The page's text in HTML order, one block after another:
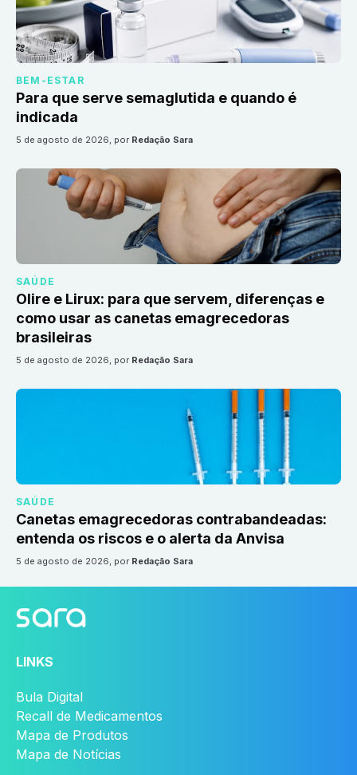
BEM-ESTAR
Para que serve semaglutida e quando é
indicada
5 de agosto de 2026, por Redação Sara
SAÚDE
Olire e Lirux: para que servem, diferenças e
como usar as canetas emagrecedoras
brasileiras
5 de agosto de 2026, por Redação Sara
SAÚDE
Canetas emagrecedoras contrabandeadas:
entenda os riscos e o alerta da Anvisa
5 de agosto de 2026, por Redação Sara
LINKS
Bula Digital
Recall de Medicamentos
Mapa de Produtos
Mapa de Notícias